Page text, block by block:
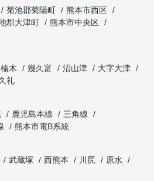
菊池郡菊陽町
熊本市西区
郡大津町
熊本市中央区
楡木 幾久富 沼山津
大字大津
礼
鹿児島本線
三角線
熊本市電B系統
武蔵塚 西熊本 川尻
原水